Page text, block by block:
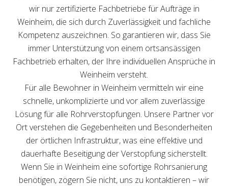
wir nur zertifizierte Fachbetriebe für Aufträge in
Weinheim, die sich durch Zuverlässigkeit und fachliche
Kompetenz auszeichnen. So garantieren wir, dass Sie
immer Unterstützung von einem ortsansässigen
Fachbetrieb erhalten, der Ihre individuellen Ansprüche in
Weinheim versteht.
Für alle Bewohner in Weinheim vermitteln wir eine
schnelle, unkomplizierte und vor allem zuverlässige
Lösung für alle Rohrverstopfungen. Unsere Partner vor
Ort verstehen die Gegebenheiten und Besonderheiten
der örtlichen Infrastruktur, was eine effektive und
dauerhafte Beseitigung der Verstopfung sicherstellt.
Wenn Sie in Weinheim eine sofortige Rohrsanierung
benötigen, zögern Sie nicht, uns zu kontaktieren – wir